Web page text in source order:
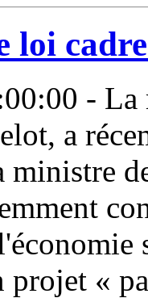
loi
- La
a
projet «